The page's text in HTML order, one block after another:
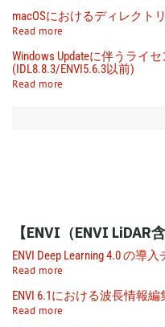
macOSにおけるディレクト
Read more
Windows Updateに伴うライ
(IDL8.8.3/ENVI5.6.3以前)
Read more
【ENVI（ENVI LiDAR
ENVI Deep Learning 4.0 の導
Read more
ENVI 6.1における波長情報
Read more